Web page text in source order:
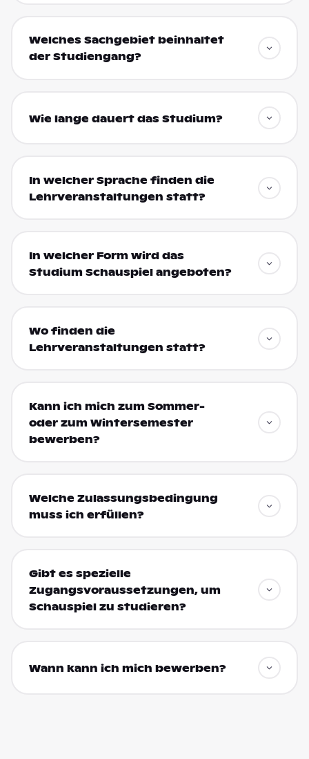
Welches Sachgebiet beinhaltet
der Studiengang?
Wie lange dauert das Studium?
In welcher Sprache finden die
Lehrveranstaltungen statt?
In welcher Form wird das
Studium Schauspiel angeboten?
Wo finden die
Lehrveranstaltungen statt?
Kann ich mich zum Sommer-
oder zum Wintersemester
bewerben?
Welche Zulassungsbedingung
muss ich erfüllen?
Gibt es spezielle
Zugangsvoraussetzungen, um
Schauspiel zu studieren?
Wann kann ich mich bewerben?